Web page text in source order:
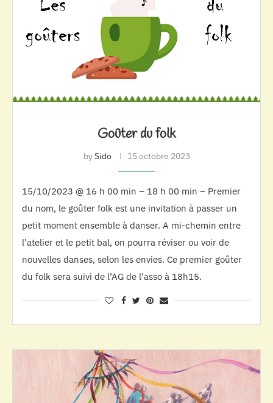
Goûter du folk
bySido 15 octobre 2023
15/10/2023 @ 16 h 00 min – 18 h 00 min – Premier
du nom, le goûter folk est une invitation à passer un
petit moment ensemble à danser. A mi-chemin entre
l’atelier et le petit bal, on pourra réviser ou voir de
nouvelles danses, selon les envies. Ce premier goûter
du folk sera suivi de l’AG de l’asso à 18h15.